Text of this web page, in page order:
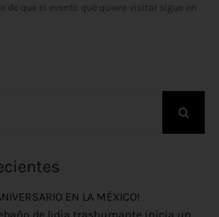
de que el evento que quiere visitar sigue en
EN LA MÉXICO!
de lidia trashumante inicia un